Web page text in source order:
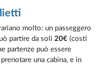
molto: un passeggero
partire da soli 20€ (costi
partenze può essere
una cabina, e in